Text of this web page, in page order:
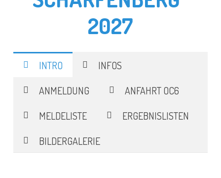
2027
INTRO
INFOS
ANMELDUNG
ANFAHRT OC6
MELDELISTE
ERGEBNISLISTEN
BILDERGALERIE